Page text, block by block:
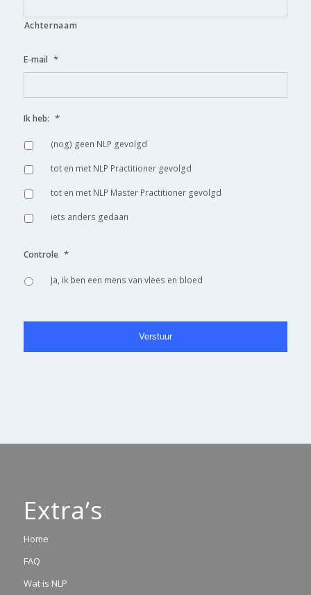
Achternaam
E-mail *
Ik heb: *
(nog) geen NLP gevolgd
tot en met NLP Practitioner gevolgd
tot en met NLP Master Practitioner gevolgd
iets anders gedaan
Controle *
Ja, ik ben een mens van vlees en bloed
Extra’s
Home
FAQ
Wat is NLP